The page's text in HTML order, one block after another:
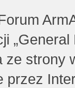
„General
ze strony
przez